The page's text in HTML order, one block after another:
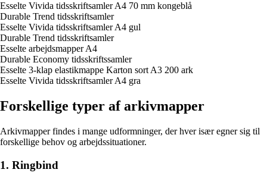
Esselte Vivida tidsskriftsamler A4 70 mm kongeblå
Durable Trend tidsskriftsamler
Esselte Vivida tidsskriftsamler A4 gul
Durable Trend tidsskriftsamler
Esselte arbejdsmapper A4
Durable Economy tidsskriftssamler
Esselte 3-klap elastikmappe Karton sort A3 200 ark
Esselte Vivida tidsskriftsamler A4 gra
Forskellige typer af arkivmapper
Arkivmapper findes i mange udformninger, der hver især egner sig til
forskellige behov og arbejdssituationer.
1. Ringbind